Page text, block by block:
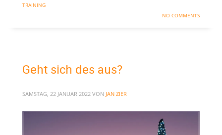
TRAINING
NO COMMENTS
Geht sich des aus?
SAMSTAG, 22 JANUAR 2022 VON JAN ZIER